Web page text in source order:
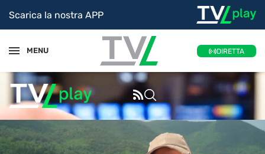
Scarica la nostra APP
MENU DIRETTA